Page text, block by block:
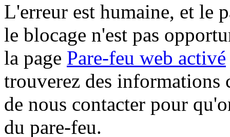
L'erreur est humaine, et le
le blocage n'est pas
la page Pare-feu web activé
trouverez des informations
de nous contacter pour
du pare-feu.